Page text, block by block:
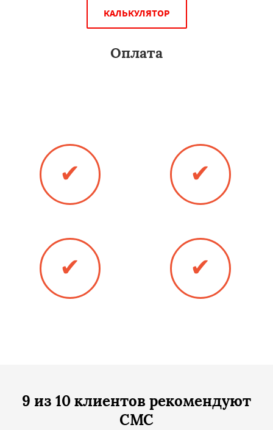
КАЛЬКУЛЯТОР
Оплата
✔ ✔
✔ ✔
9 из 10 клиентов рекомендуют
СМС